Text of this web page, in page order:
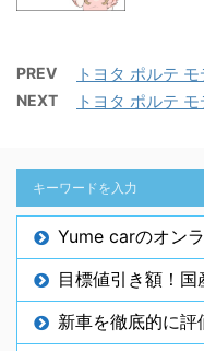
PREV トヨタ ポルテ
NEXT トヨタ ポルテ
Yume carのオン
目標値引き額！
新車を徹底的に評